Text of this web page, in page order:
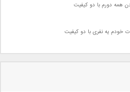
همه دورم با دو کیفیت
خودم یه نفری با دو کیفیت